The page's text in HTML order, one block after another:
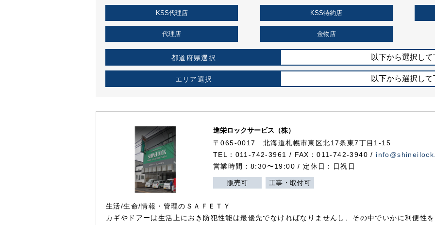
キーレックスを品番からお探しいただけます。
取扱店情報
お役立ち情報
企業様採用事例
KSS代理店 KSS特約店
代理店 金物店
都道府県選択 以下から選択し
エリア選択 以下から選択し
進栄ロックサービス（株）
〒065-0017 北海道札幌市東区北17条東7丁目1-15
TEL：011-742-3961 / FAX：011-742-3940 /
営業時間：8:30〜19:00 / 定休日：日祝日
販売可 工事・取付可
生活/生命/情報・管理のＳＡＦＥＴＹ
カギやドアーは生活上におき防犯性能は最優先でなければなりませんし、その中でいかに利便性